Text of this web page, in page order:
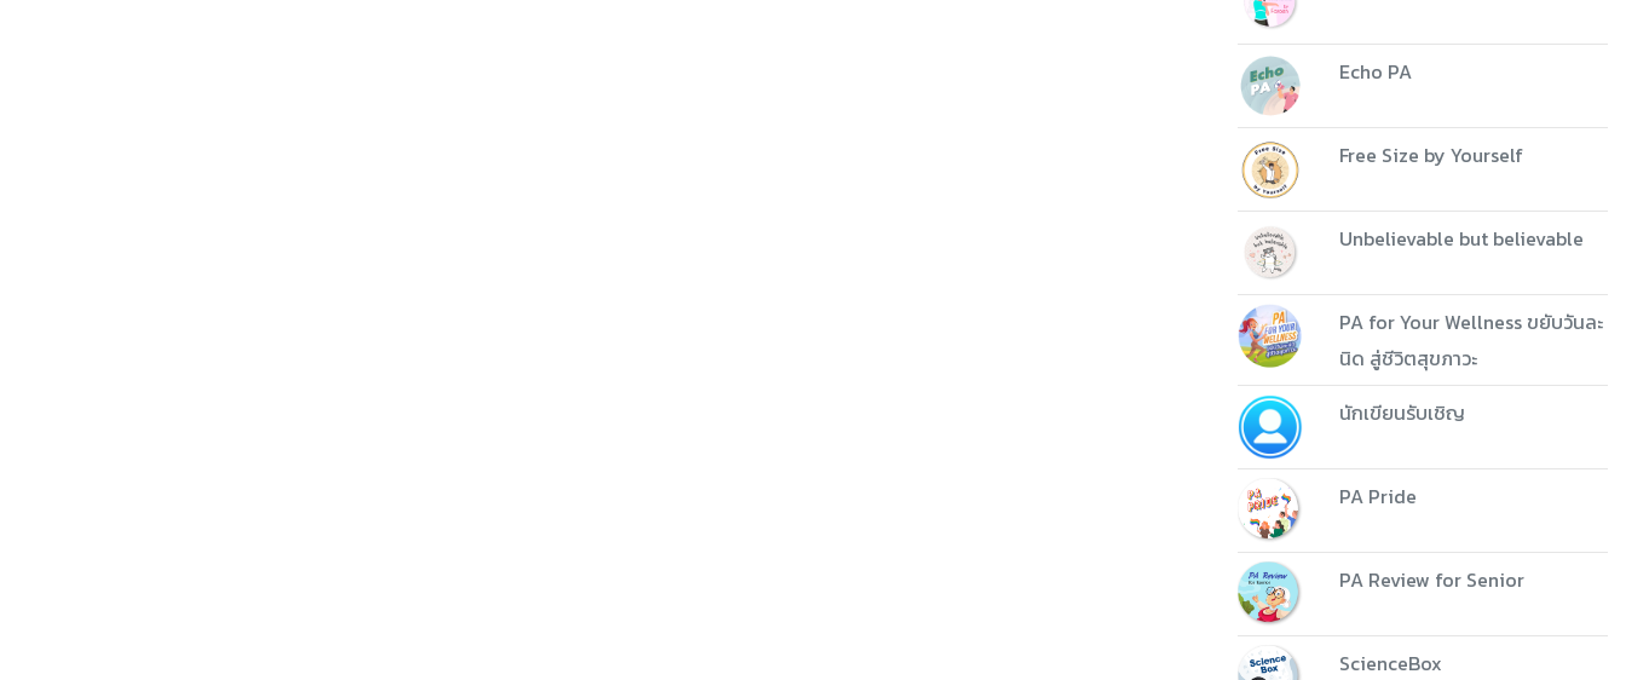
Echo PA
Free Size by Yourself
Unbelievable but believable
PA for Your Wellness ขยับวันละ
นิด สู่ชีวิตสุขภาวะ
นักเขียนรับเชิญ
PA Pride
PA Review for Senior
ScienceBox